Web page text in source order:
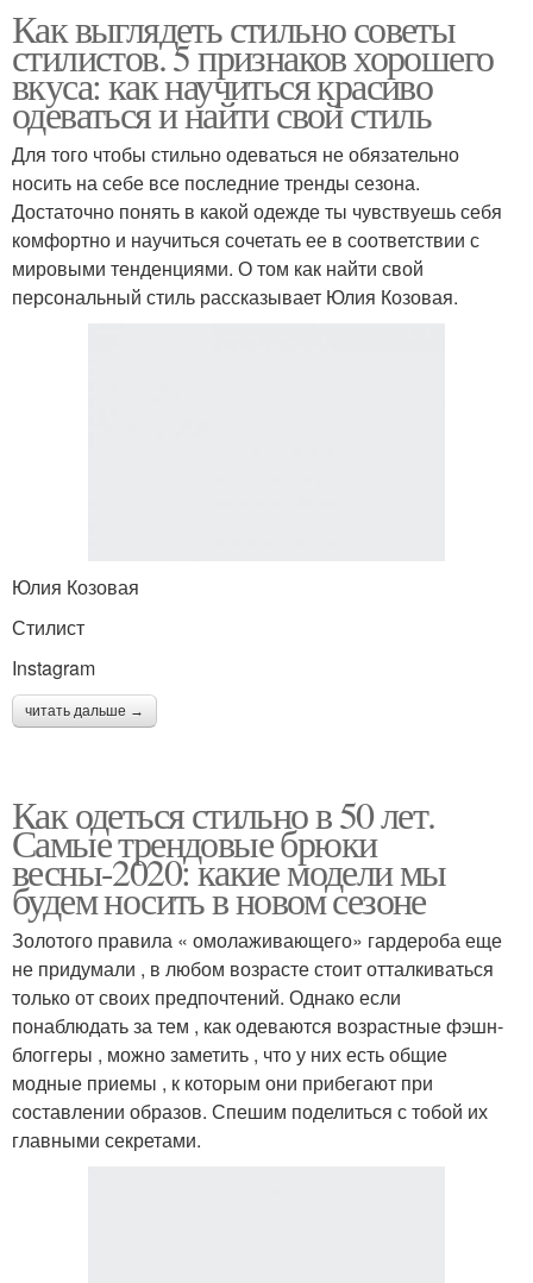
Как выглядеть стильно советы
стилистов. 5 признаков хорошего
вкуса: как научиться красиво
одеваться и найти свой стиль
Для того чтобы стильно одеваться не обязательно
носить на себе все последние тренды сезона.
Достаточно понять в какой одежде ты чувствуешь себя
комфортно и научиться сочетать ее в соответствии с
мировыми тенденциями. О том как найти свой
персональный стиль рассказывает Юлия Козовая.
Юлия Козовая
Стилист
Instagram
читать дальше →
Как одеться стильно в 50 лет.
Самые трендовые брюки
весны-2020: какие модели мы
будем носить в новом сезоне
Золотого правила « омолаживающего» гардероба еще
не придумали , в любом возрасте стоит отталкиваться
только от своих предпочтений. Однако если
понаблюдать за тем , как одеваются возрастные фэшн-
блоггеры , можно заметить , что у них есть общие
модные приемы , к которым они прибегают при
составлении образов. Спешим поделиться с тобой их
главными секретами.